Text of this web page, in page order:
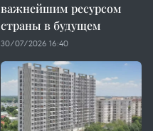
важнейшим ресурсом
страны в будущем
30/07/2026 16:40